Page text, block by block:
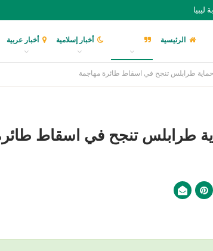
ليبيا
الرئيسية أخبار إسلامية أخبار عربية
حماية طرابلس تنجح في اسقاط طائرة مهاجمة
طرابلس تنجح في اسقاط